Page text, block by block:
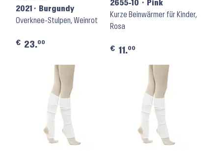
2021⬝ Burgundy
Overknee-Stulpen, Weinrot
€ 23.00
2655-10 ⬝ Pink
Kurze Beinwärmer für Kinder,
Rosa
€ 11.00